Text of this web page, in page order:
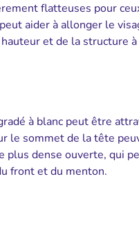
flatteuses pour
aider à allonger le
et de la structure
à blanc peut être
le sommet de la tête
plus dense ouverte, qui
front et du menton.